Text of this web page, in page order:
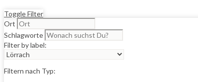
Toggle Filter
Ort
Schlagworte
Filter by label:
Filtern nach Typ: